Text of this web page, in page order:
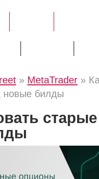
» MetaTrader »
новые билды